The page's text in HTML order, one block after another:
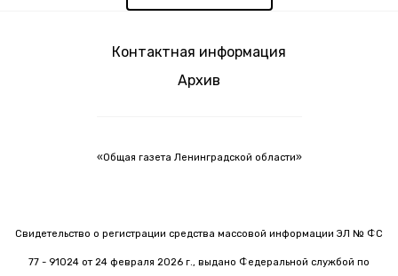
Контактная информация
Архив
«Общая газета Ленинградской области»
Свидетельство о регистрации средства массовой информации ЭЛ № ФС
77 - 91024 от 24 февраля 2026 г., выдано Федеральной службой по